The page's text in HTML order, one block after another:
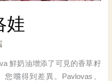
娃
鮮奶油增添了可見的香草籽
嚐得到差異。Pavlovas、